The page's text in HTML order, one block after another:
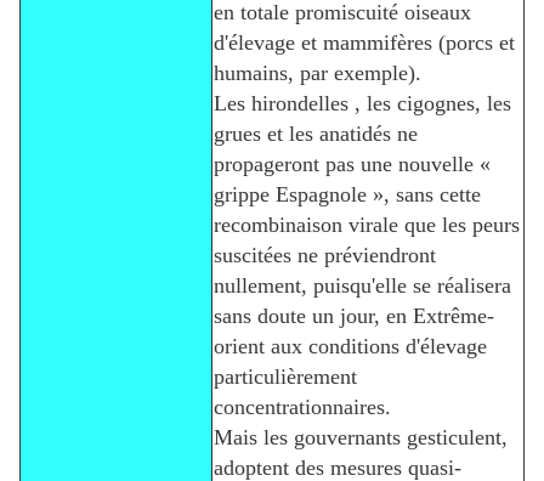
en totale promiscuité oiseaux
d'élevage et mammifères (porcs et
humains, par exemple).
Les hirondelles , les cigognes, les
grues et les anatidés ne
propageront pas une nouvelle «
grippe Espagnole », sans cette
recombinaison virale que les peurs
suscitées ne préviendront
nullement, puisqu'elle se réalisera
sans doute un jour, en Extrême-
orient aux conditions d'élevage
particulièrement
concentrationnaires.
Mais les gouvernants gesticulent,
adoptent des mesures quasi-